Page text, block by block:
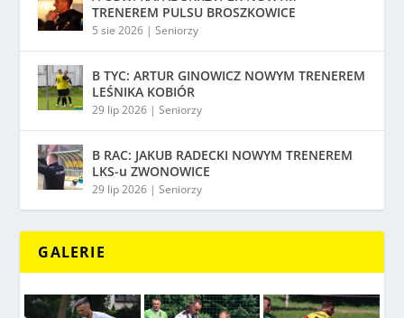
TRENEREM PULSU BROSZKOWICE
5 sie 2026 |Seniorzy
B TYC: ARTUR GINOWICZ NOWYM TRENEREM
LEŚNIKA KOBIÓR
29 lip 2026 |Seniorzy
B RAC: JAKUB RADECKI NOWYM TRENEREM
LKS-u ZWONOWICE
29 lip 2026 |Seniorzy
GALERIE